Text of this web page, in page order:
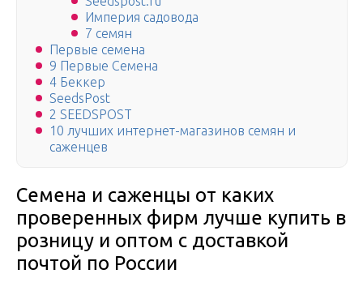
Империя садовода
7 семян
Первые семена
9 Первые Семена
4 Беккер
SeedsPost
2 SEEDSPOST
10 лучших интернет-магазинов семян и
саженцев
Семена и саженцы от каких
проверенных фирм лучше купить в
розницу и оптом с доставкой
почтой по России